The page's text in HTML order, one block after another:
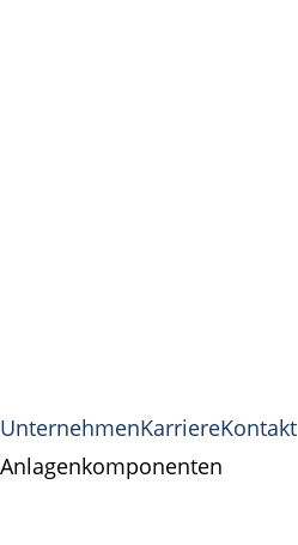
UnternehmenKarriereKontakt
Anlagenkomponenten